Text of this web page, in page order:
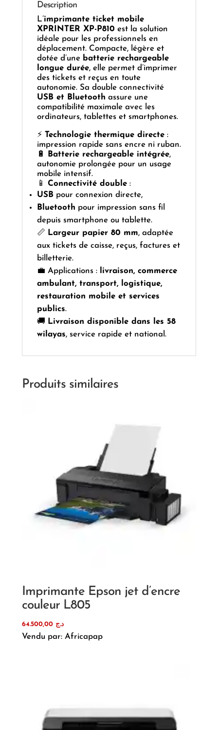
Description
L’imprimante ticket mobile
XPRINTER XP-P810 est la solution
idéale pour les professionnels en
déplacement. Compacte, légère et
dotée d’une batterie rechargeable
longue durée, elle permet d’imprimer
des tickets et reçus en toute
autonomie. Sa double connectivité
USB et Bluetooth assure une
compatibilité maximale avec les
ordinateurs, tablettes et smartphones.
⚡ Technologie thermique directe:
impression rapide sans encre ni ruban.
🔋
Batterie rechargeable intégrée,
autonomie prolongée pour un usage
mobile intensif.
📱 Connectivité double:
USBpour connexion directe,
Bluetooth pour impression sans fil
depuis smartphone ou tablette.
📏 Largeur papier 80 mm, adaptée
aux tickets de caisse, reçus, factures et
billetterie.
💼 Applications :
livraison, commerce
ambulant, transport, logistique,
restauration mobile et services
publics.
🚚 Livraison disponible dans les 58
wilayas, service rapide et national.
Produits similaires
Imprimante Epson jet d’encre
couleur L805
د.ج 64.500,00
Vendu par: Africapap